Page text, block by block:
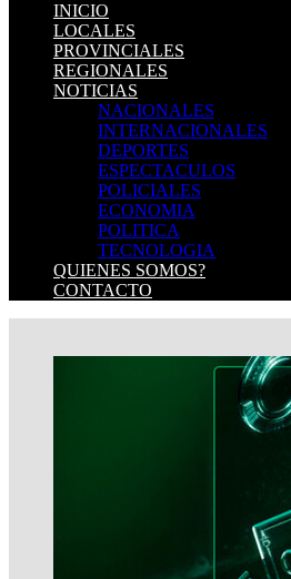
INICIO
LOCALES
PROVINCIALES
REGIONALES
NOTICIAS
NACIONALES
INTERNACIONALES
DEPORTES
ESPECTACULOS
POLICIALES
ECONOMIA
POLITICA
TECNOLOGIA
QUIENES SOMOS?
CONTACTO